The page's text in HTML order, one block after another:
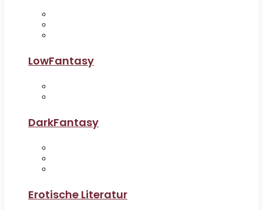
LowFantasy
DarkFantasy
Erotische Literatur